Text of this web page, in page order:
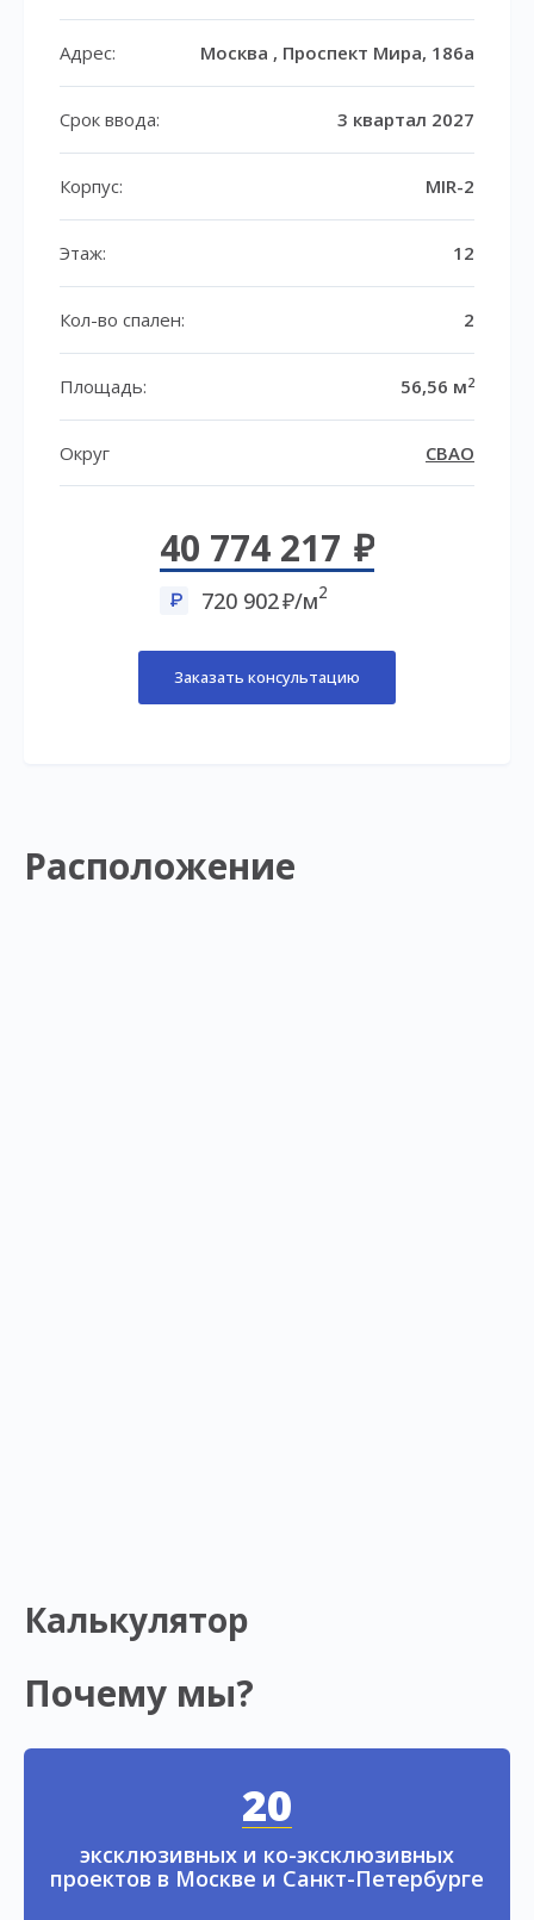
Адрес: Москва , Проспект Мира, 186а
Срок ввода: 3 квартал 2027
Корпус: MIR-2
Этаж: 12
Кол-во спален: 2
Площадь: 56,56 м2
Округ СВАО
40 774 217
720 902 /м2
Заказать консультацию
Расположение
Калькулятор
Почему мы?
20
эксклюзивных и ко-эксклюзивных
проектов в Москве и Санкт-Петербурге